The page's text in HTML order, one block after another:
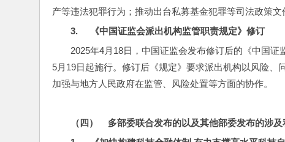
产等违法犯罪行为；推动出台私募基金犯罪等司法政策
3.
《中国证监会派出机构监管职责规定》修订
2025年4月18日，中国证监会发布修订后的《中国
5月19日起施行。修订后《规定》要求派出机构以风险
加强与地方人民政府在监管、风险处置等方面的协作。
（四） 多部委联合发布的以及其他部委发布的涉